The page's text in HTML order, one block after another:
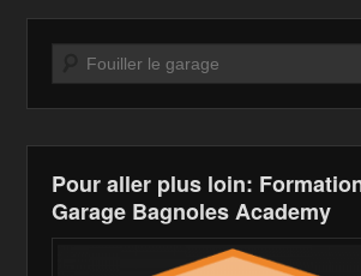
o
o
k
n
W
is
h
Li
st
n
k
Recherche
Pour aller plus loin:
Garage Bagnoles Academy